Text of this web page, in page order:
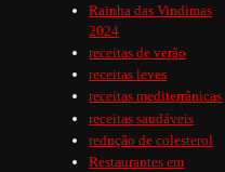
Rainha das Vindimas
2024
receitas de verão
receitas leves
receitas mediterrânicas
receitas saudáveis
redução de colesterol
Restaurantes em